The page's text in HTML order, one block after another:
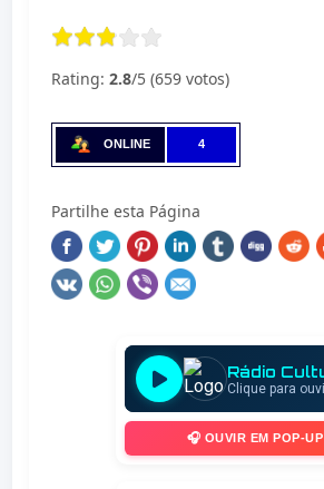
Rating:2.8/5 (659 votos)
ONLINE 4
Partilhe esta Página
🎧 OUVIR EM POP-UP